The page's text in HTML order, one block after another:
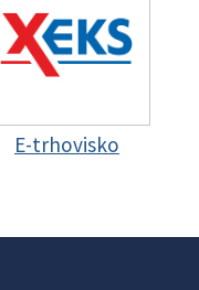
E-trhovisko